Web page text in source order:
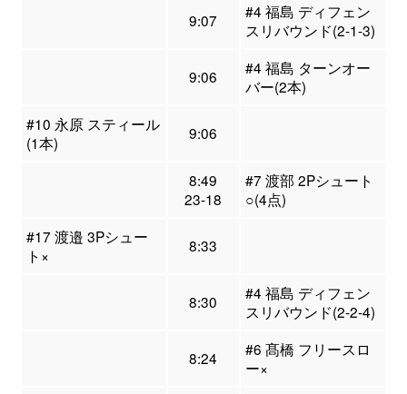
9:07
#4 福島 ディフェン
スリバウンド(2-1-3)
9:06
#4 福島 ターンオー
バー(2本)
#10 永原 スティール
(1本)
9:06
8:49
23-18
#7 渡部 2Pシュート
○(4点)
#17 渡邉 3Pシュー
ト×
8:33
8:30
#4 福島 ディフェン
スリバウンド(2-2-4)
8:24
#6 髙橋 フリースロ
ー×